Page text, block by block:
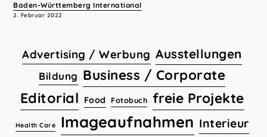
Baden-Württemberg International
2. Februar 2022
Advertising / Werbung Ausstellungen
Bildung Business / Corporate
Editorial Food Fotobuch freie Projekte
Health Care Imageaufnahmen Interieur